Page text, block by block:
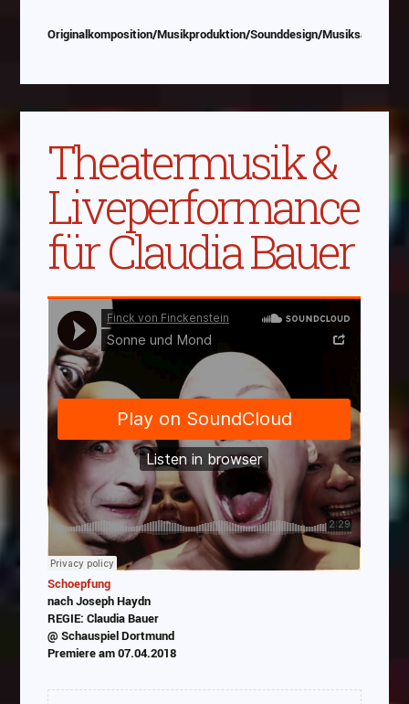
Originalkomposition/Musikproduktion/Sounddesign/
Theatermusik &
Liveperformance
für Claudia Bauer
Schoepfung
nach Joseph Haydn
REGIE: Claudia Bauer
@ Schauspiel Dortmund
Premiere am 07.04.2018